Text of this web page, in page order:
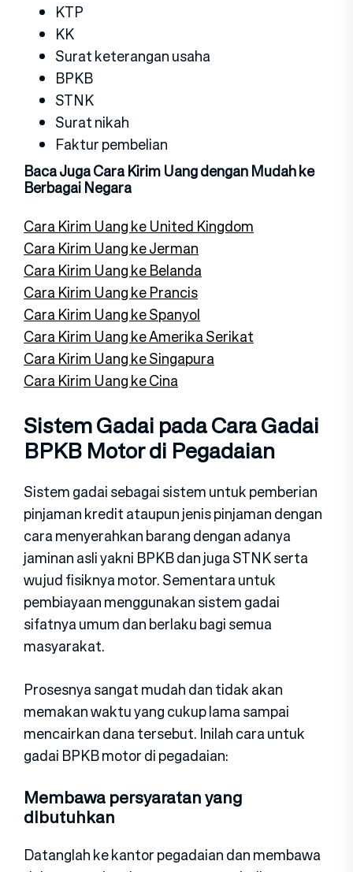
KTP
KK
Surat keterangan usaha
BPKB
STNK
Surat nikah
Faktur pembelian
Baca Juga Cara Kirim Uang dengan Mudah ke
Berbagai Negara
Cara Kirim Uang ke United Kingdom
Cara Kirim Uang ke Jerman
Cara Kirim Uang ke Belanda
Cara Kirim Uang ke Prancis
Cara Kirim Uang ke Spanyol
Cara Kirim Uang ke Amerika Serikat
Cara Kirim Uang ke Singapura
Cara Kirim Uang ke Cina
Sistem Gadai pada Cara Gadai
BPKB Motor di Pegadaian
Sistem gadai sebagai sistem untuk pemberian
pinjaman kredit ataupun jenis pinjaman dengan
cara menyerahkan barang dengan adanya
jaminan asli yakni BPKB dan juga STNK serta
wujud fisiknya motor. Sementara untuk
pembiayaan menggunakan sistem gadai
sifatnya umum dan berlaku bagi semua
masyarakat.
Prosesnya sangat mudah dan tidak akan
memakan waktu yang cukup lama sampai
mencairkan dana tersebut. Inilah cara untuk
gadai BPKB motor di pegadaian:
Membawa persyaratan yang
dibutuhkan
Datanglah ke kantor pegadaian dan membawa